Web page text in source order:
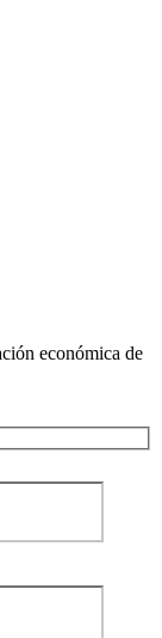
económica de